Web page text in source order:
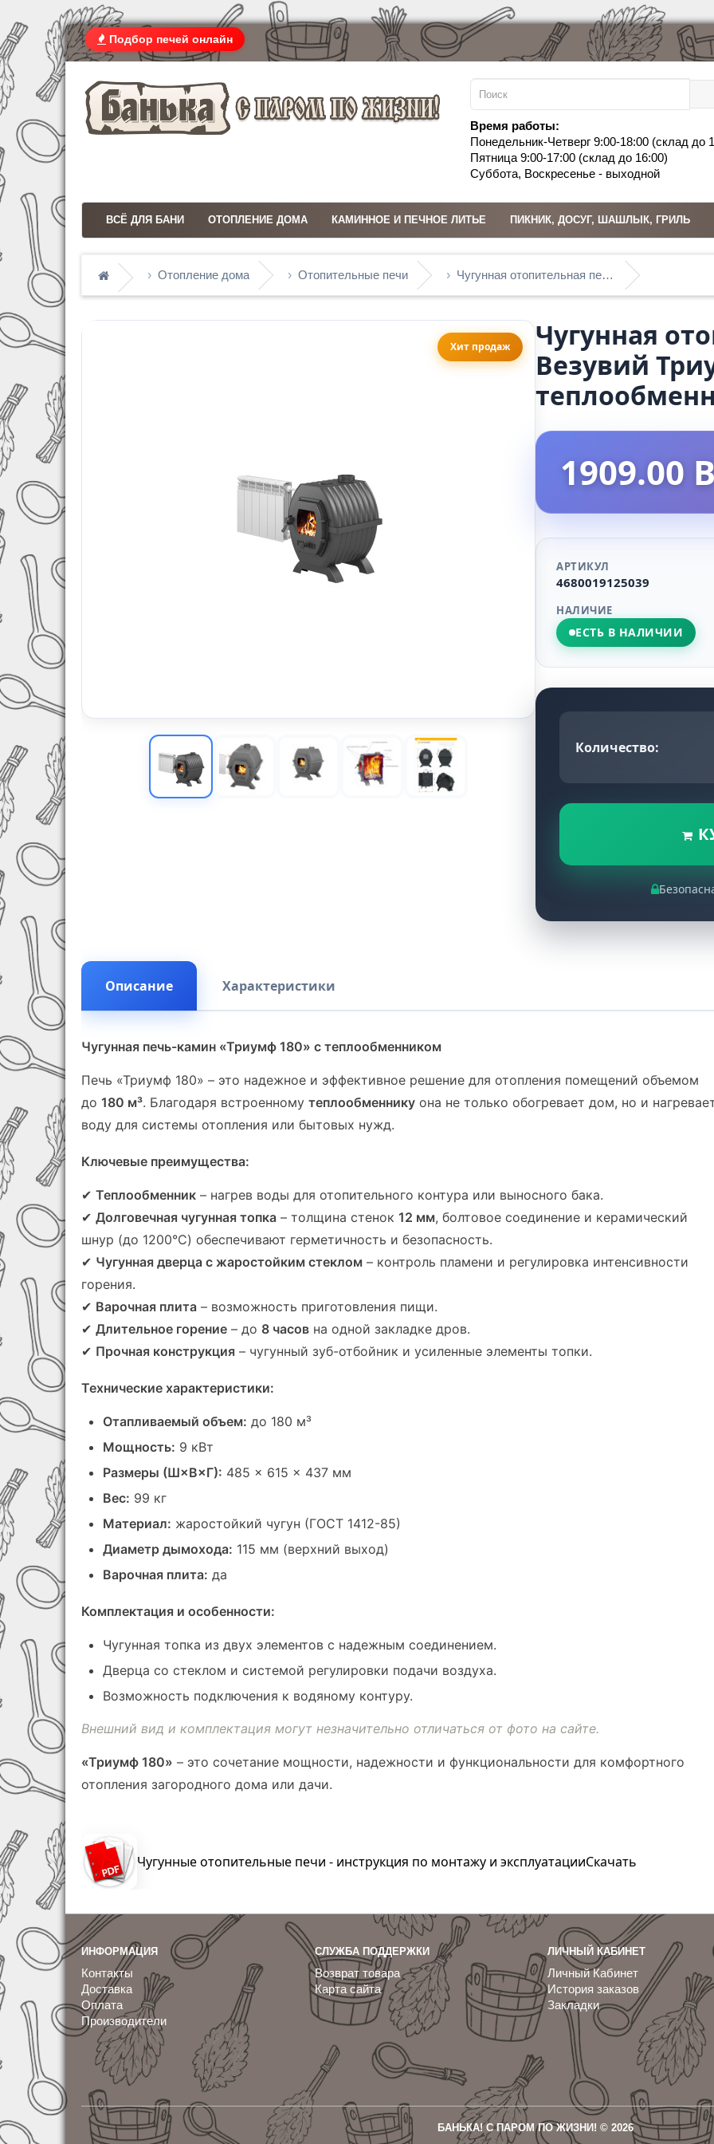
Подбор печей онлайн
Время работы:
Понедельник-Четверг 9:00-18:00 (склад до
Пятница 9:00-17:00 (склад до 16:00)
Суббота, Воскресенье - выходной
ВСЁ ДЛЯ БАНИ ОТОПЛЕНИЕ ДОМА КАМИННОЕ И ПЕЧНОЕ ЛИТЬЕ ПИКНИК, ДОСУГ, ШАШЛЫК, ГРИЛЬ
Отопление дома Отопительные печи Чугунная отопительная печь Везувий Триумф 180 с теплообменником
Хит продаж
Чугунная
Везувий
1909.00
АРТИКУЛ
4680019125039
НАЛИЧИЕ
ЕСТЬ В НАЛИЧИИ
Количество:
Описание Характеристики
Чугунная печь-камин «Триумф 180» с теплообменником
Печь «Триумф 180» – это надежное и эффективное решение для отопления помещений объемом
до 180 м³. Благодаря встроенному теплообменнику она не только обогревает дом, но и
воду для системы отопления или бытовых нужд.
Ключевые преимущества:
✔ Теплообменник – нагрев воды для отопительного контура или выносного бака.
✔ Долговечная чугунная топка – толщина стенок 12 мм, болтовое соединение и керамический
шнур (до 1200°C) обеспечивают герметичность и безопасность.
✔ Чугунная дверца с жаростойким стеклом – контроль пламени и регулировка интенсивности
горения.
✔ Варочная плита – возможность приготовления пищи.
✔ Длительное горение – до 8 часов на одной закладке дров.
✔ Прочная конструкция – чугунный зуб-отбойник и усиленные элементы топки.
Технические характеристики:
Отапливаемый объем: до 180 м³
Мощность: 9 кВт
Размеры (Ш×В×Г): 485 × 615 × 437 мм
Вес: 99 кг
Материал: жаростойкий чугун (ГОСТ 1412-85)
Диаметр дымохода: 115 мм (верхний выход)
Варочная плита: да
Комплектация и особенности:
Чугунная топка из двух элементов с надежным соединением.
Дверца со стеклом и системой регулировки подачи воздуха.
Возможность подключения к водяному контуру.
Внешний вид и комплектация могут незначительно отличаться от фото на сайте.
«Триумф 180» – это сочетание мощности, надежности и функциональности для комфортного
отопления загородного дома или дачи.
Чугунные отопительные печи - инструкция по монтажу и эксплуатацииСкачать
ИНФОРМАЦИЯ
Контакты
Доставка
Оплата
Производители
СЛУЖБА ПОДДЕРЖКИ
Возврат товара
Карта сайта
ЛИЧНЫЙ КАБИНЕТ
Личный Кабинет
История заказов
Закладки
БАНЬКА! С ПАРОМ ПО ЖИЗНИ! © 2026